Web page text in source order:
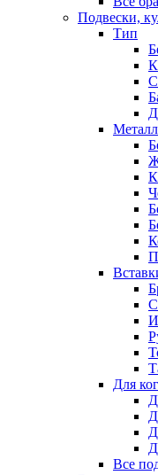
Подвески,
Тип
Металл
Для
Все